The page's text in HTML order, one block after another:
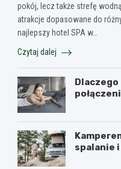
pokój, lecz także strefę
atrakcje dopasowane do
najlepszy hotel SPA w…
Czytaj dalej
Dlaczego
spalanie